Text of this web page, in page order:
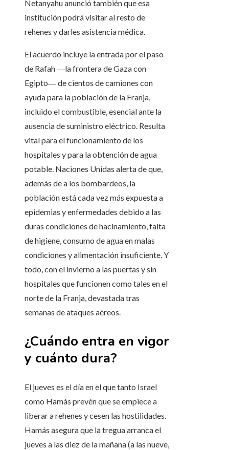
Netanyahu anunció también que esa
institución podrá visitar al resto de
rehenes y darles asistencia médica.
El acuerdo incluye la entrada por el paso
de Rafah ―la frontera de Gaza con
Egipto― de cientos de camiones con
ayuda para la población de la Franja,
incluido el combustible, esencial ante la
ausencia de suministro eléctrico. Resulta
vital para el funcionamiento de los
hospitales y para la obtención de agua
potable. Naciones Unidas alerta de que,
además de a los bombardeos, la
población está cada vez más expuesta a
epidemias y enfermedades debido a las
duras condiciones de hacinamiento, falta
de higiene, consumo de agua en malas
condiciones y alimentación insuficiente. Y
todo, con el invierno a las puertas y sin
hospitales que funcionen como tales en el
norte de la Franja, devastada tras
semanas de ataques aéreos.
¿Cuándo entra en vigor
y cuánto dura?
El jueves es el día en el que tanto Israel
como Hamás prevén que se empiece a
liberar a rehenes y cesen las hostilidades.
Hamás asegura que la tregua arranca el
jueves a las diez de la mañana (a las nueve,